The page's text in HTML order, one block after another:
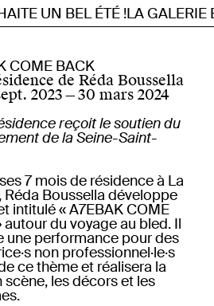
UN BEL ÉTÉ !LA GALERIE EST
COME BACK
de Réda Boussella
2023—30 mars 2024
reçoit le soutien du
de la Seine-Saint-
7 mois de résidence à La
Réda Boussella développe
intitulé « A7EBAK COME
autour du voyage au bled. Il
une performance pour des
non professionnel·le·s
ce thème et réalisera la
scène, les décors et les